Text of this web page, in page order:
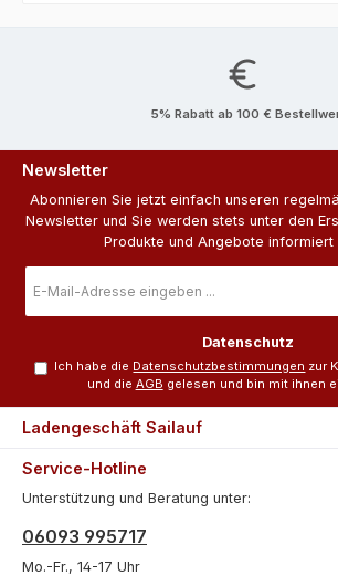
5% Rabatt ab 100 €
Newsletter
Abonnieren Sie jetzt einfach unseren
Newsletter und Sie werden stets unter den
Produkte und Angebote informiert
Mail-
Adresse
Datenschutz
Ich habe die Datenschutzbestimmungen zur
und die AGB gelesen und bin mit ihnen
Service-Hotline
Unterstützung und Beratung unter:
06093 995717
Mo.-Fr., 14-17 Uhr
Ladengeschäft Sailauf